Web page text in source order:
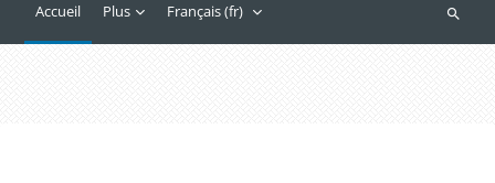
Accueil Plus Français ‎(fr)‎